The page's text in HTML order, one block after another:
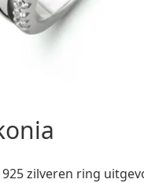
zilveren ring